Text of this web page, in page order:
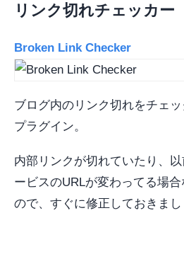
リンク切れチェッカー
Broken Link Checker
ブログ内のリンク切れをチェ
プラグイン。
内部リンクが切れていたり、
ービスのURLが変わってる場
ので、すぐに修正しておきまし